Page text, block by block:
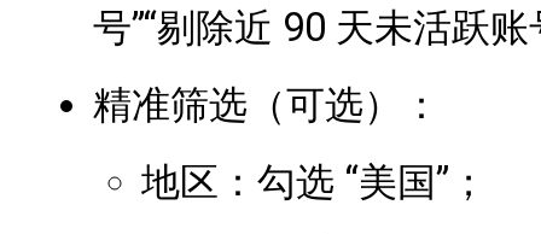
号”“剔除近 90 天未活跃账
精准筛选（可选）：
地区：勾选 “美国”；